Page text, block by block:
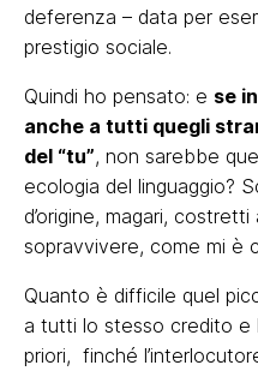
deferenza – data per
prestigio sociale.
Quindi ho pensato: e se
anche a tutti quegli
del “tu”, non sarebbe
ecologia del linguaggio?
d’origine, magari,
sopravvivere, come mi è
Quanto è difficile quel
a tutti lo stesso credito e
priori, finché